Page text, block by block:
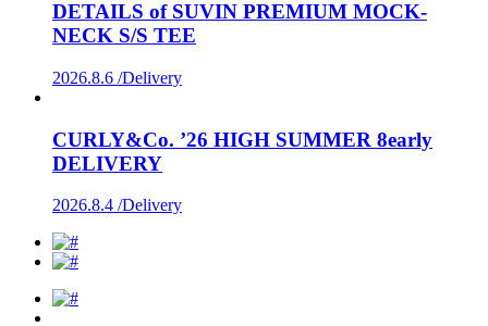
DETAILS of SUVIN PREMIUM MOCK-
NECK S/S TEE
2026.8.6 /Delivery
CURLY&Co. ’26 HIGH SUMMER 8early
DELIVERY
2026.8.4 /Delivery